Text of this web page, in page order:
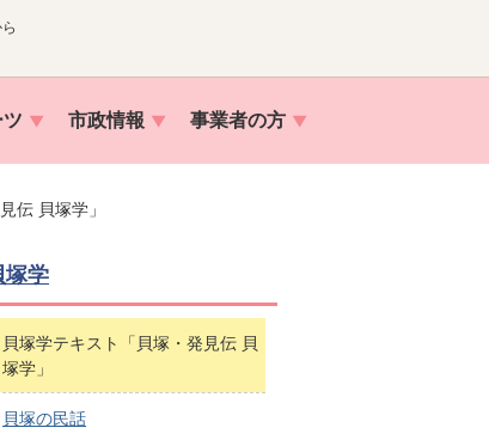
市政情報 事業者の方
伝 貝塚学」
塚学
貝塚学テキスト「貝塚・発見伝 貝
塚学」
貝塚の民話